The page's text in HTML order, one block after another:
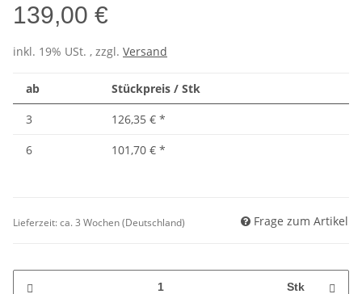
139,00 €
inkl. 19% USt. , zzgl. Versand
ab
Stückpreis / Stk
3
126,35 € *
6
101,70 € *
Lieferzeit:ca. 3 Wochen(Deutschland) Frage zum Artikel
Stk